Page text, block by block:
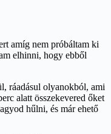
amíg nem próbáltam ki
elhinni, hogy ebből
ráadásul olyanokból, ami
alatt összekevered őket
hűlni, és már ehető